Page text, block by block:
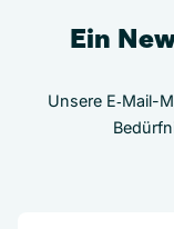
Ein
Unsere E‑Mail-